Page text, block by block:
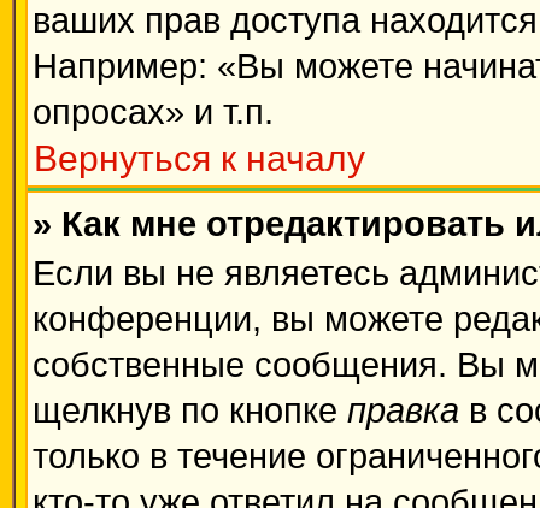
ваших прав доступа
Например: «Вы можете
опросах» и т.п.
Вернуться к началу
» Как мне отредактировать
Если вы не являетесь
конференции, вы можете
собственные сообщения. Вы
щелкнув по кнопке правка в
только в течение